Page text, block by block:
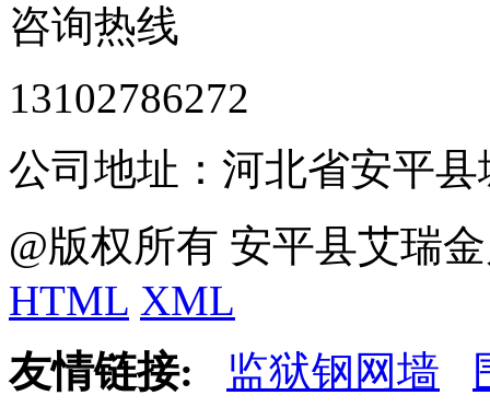
咨询热线
13102786272
公司地址：河北省安平
@版权所有 安平县艾瑞
HTML XML
友情链接:
监狱钢网墙